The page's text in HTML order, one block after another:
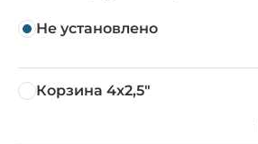
Не установлено
Корзина 4х2,5"